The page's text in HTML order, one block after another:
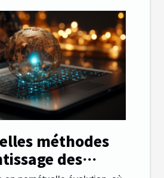
méthodes
des